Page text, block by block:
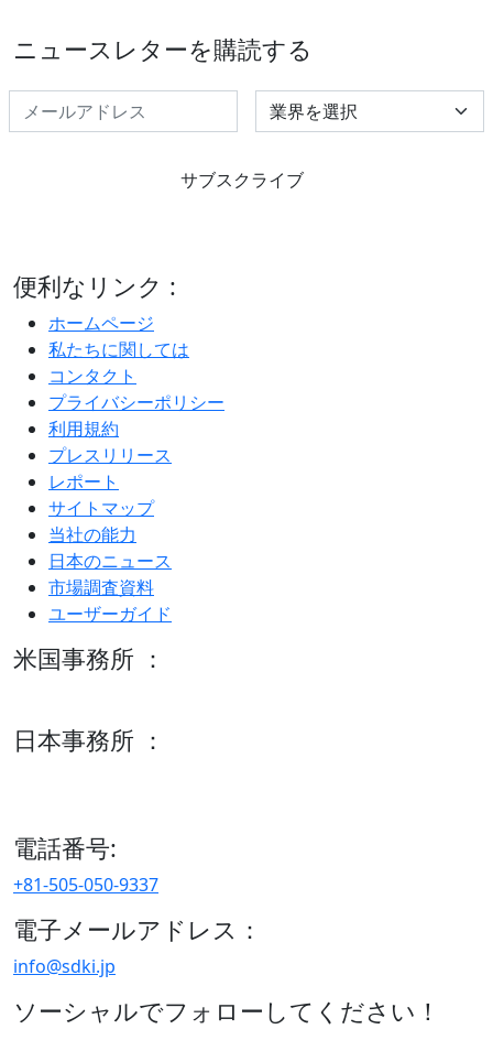
ニュースレターを購読する
Select Industry
サブスクライブ
便利なリンク :
ホームページ
私たちに関しては
コンタクト
プライバシーポリシー
利用規約
プレスリリース
レポート
サイトマップ
当社の能力
日本のニュース
市場調査資料
ユーザーガイド
米国事務所 ：
日本事務所 ：
電話番号:
+81-505-050-9337
電子メールアドレス：
info@sdki.jp
ソーシャルでフォローしてください！